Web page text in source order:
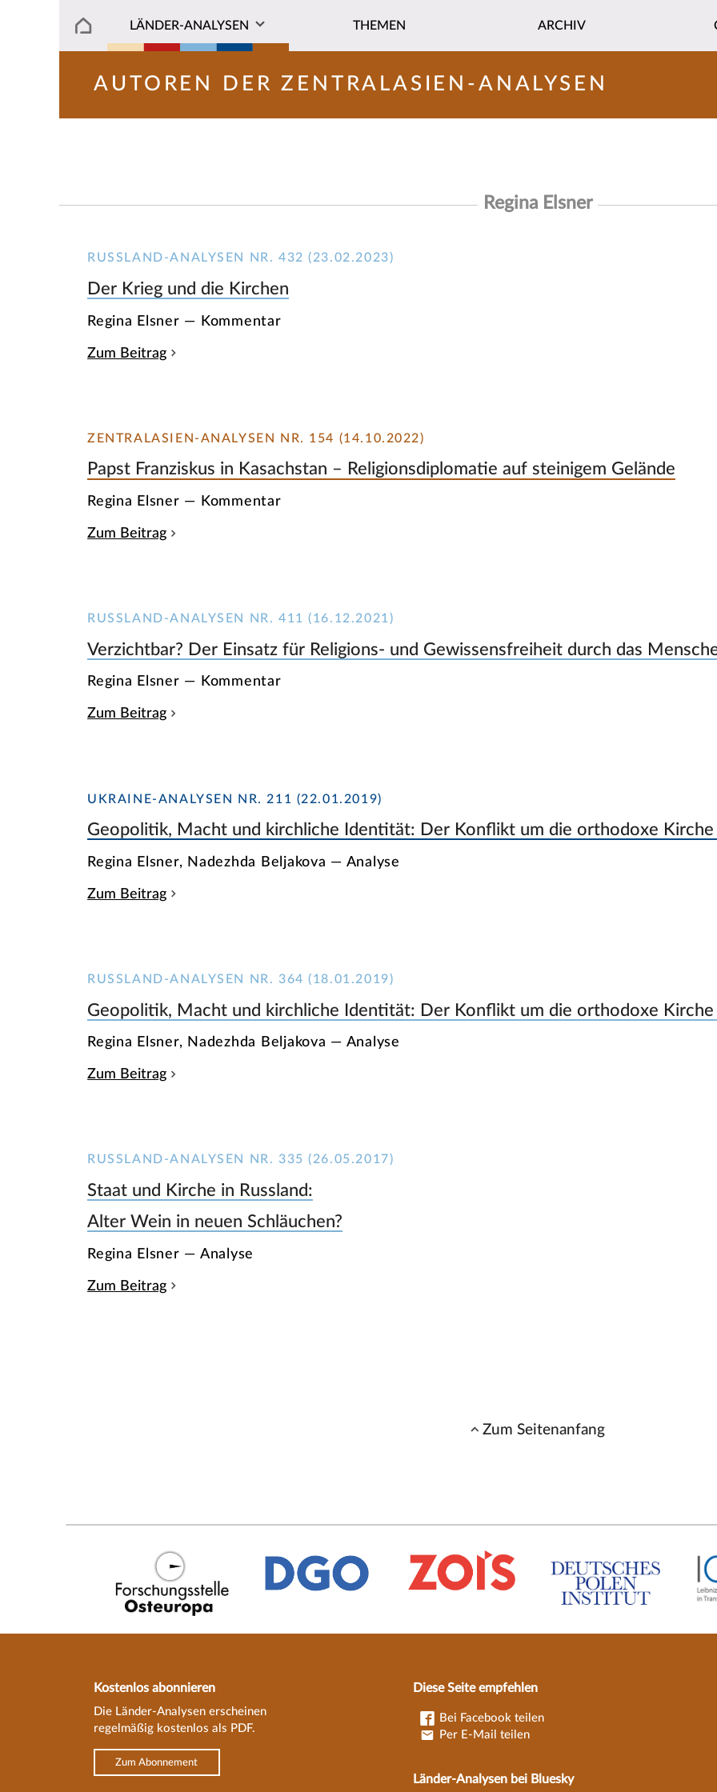
LÄNDER-ANALYSEN THEMEN ARCHIV
AUTOREN DER ZENTRALASIEN-ANALYSEN
Regina Elsner
RUSSLAND-ANALYSEN NR. 432 (23.02.2023)
Der Krieg und die Kirchen
Regina Elsner — Kommentar
Zum Beitrag
ZENTRALASIEN-ANALYSEN NR. 154 (14.10.2022)
Papst Franziskus in Kasachstan – Religionsdiplomatie auf steinigem Gelände
Regina Elsner — Kommentar
Zum Beitrag
RUSSLAND-ANALYSEN NR. 411 (16.12.2021)
Verzichtbar? Der Einsatz für Religions- und Gewissensfreiheit durch das
Regina Elsner — Kommentar
Zum Beitrag
UKRAINE-ANALYSEN NR. 211 (22.01.2019)
Geopolitik, Macht und kirchliche Identität: Der Konflikt um die orthodoxe Kirche
Regina Elsner, Nadezhda Beljakova — Analyse
Zum Beitrag
RUSSLAND-ANALYSEN NR. 364 (18.01.2019)
Geopolitik, Macht und kirchliche Identität: Der Konflikt um die orthodoxe Kirche
Regina Elsner, Nadezhda Beljakova — Analyse
Zum Beitrag
RUSSLAND-ANALYSEN NR. 335 (26.05.2017)
Staat und Kirche in Russland:
Alter Wein in neuen Schläuchen?
Regina Elsner — Analyse
Zum Beitrag
Zum Seitenanfang
Kostenlos abonnieren
Die Länder-Analysen erscheinen
regelmäßig kostenlos als PDF.
Zum Abonnement
Diese Seite empfehlen
Bei Facebook teilen
Per E-Mail teilen
Länder-Analysen bei Bluesky